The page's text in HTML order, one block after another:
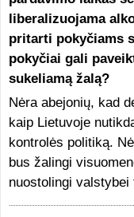
liberalizuojama
pritarti pokyčiams
pokyčiai gali
sukeliamą žalą?
Nėra abejonių, kad
kaip Lietuvoje
kontrolės politiką.
bus žalingi
nuostolingi